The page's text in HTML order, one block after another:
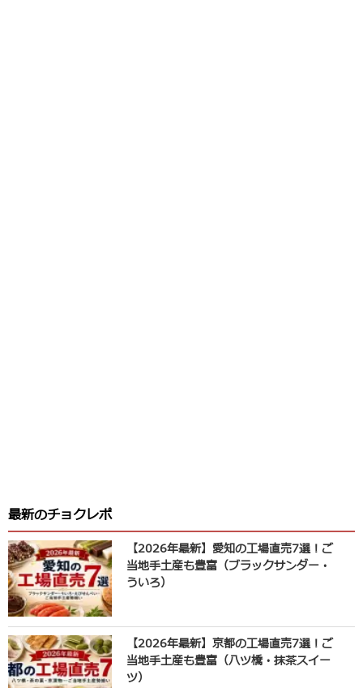
最新のチョクレポ
【2026年最新】愛知の工場直売7選！ご
当地手土産も豊富（ブラックサンダー・
ういろ）
【2026年最新】京都の工場直売7選！ご
当地手土産も豊富（八ツ橋・抹茶スイー
ツ）